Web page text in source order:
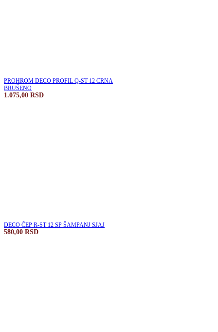
PROHROM DECO PROFIL Q-ST 12 CRNA
BRUŠENO
1.075,00 RSD
DECO ČEP R-ST 12 SP ŠAMPANJ SJAJ
580,00 RSD